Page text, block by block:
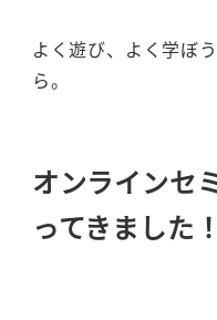
よく遊び、よく学ぼ
ら。
オンラインセ
ってきました！